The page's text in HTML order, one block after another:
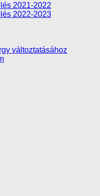
2021-2022
2022-2023
változtatásához